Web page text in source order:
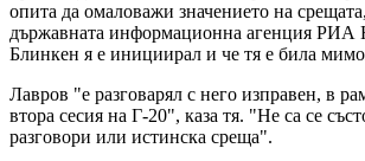
опита да омаловажи значението на
държавната информационна агенция РИА
Блинкен я е инициирал и че тя е била
Лавров "е разговарял с него изправен, в
втора сесия на Г-20", каза тя. "Не са се
разговори или истинска среща".